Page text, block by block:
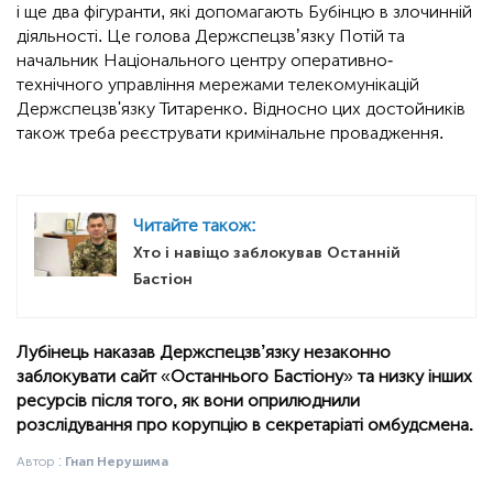
і ще два фігуранти, які допомагають Бубінцю в злочинній
діяльності. Це голова Держспецзв’язку Потій та
начальник Національного центру оперативно-
технічного управління мережами телекомунікацій
Держспецзв'язку Титаренко. Відносно цих достойників
також треба реєструвати кримінальне провадження.
Читайте також:
Хто і навіщо заблокував Останній
Бастіон
Лубінець наказав Держспецзв’язку незаконно
заблокувати сайт«Останнього Бастіону» та низку інших
ресурсів після того, як вони оприлюднили
розслідування про корупцію в секретаріаті омбудсмена.
Автор : Гнап Нерушима